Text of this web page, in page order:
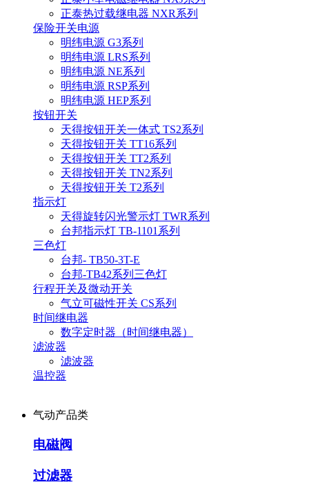
正泰热过载继电器 NXR系列
保险开关电源
明纬电源 G3系列
明纬电源 LRS系列
明纬电源 NE系列
明纬电源 RSP系列
明纬电源 HEP系列
按钮开关
天得按钮开关一体式 TS2系列
天得按钮开关 TT16系列
天得按钮开关 TT2系列
天得按钮开关 TN2系列
天得按钮开关 T2系列
指示灯
天得旋转闪光警示灯 TWR系列
台邦指示灯 TB-1101系列
三色灯
台邦- TB50-3T-E
台邦-TB42系列三色灯
行程开关及微动开关
气立可磁性开关 CS系列
时间继电器
数字定时器（时间继电器）
滤波器
滤波器
温控器
气动产品类
电磁阀
过滤器